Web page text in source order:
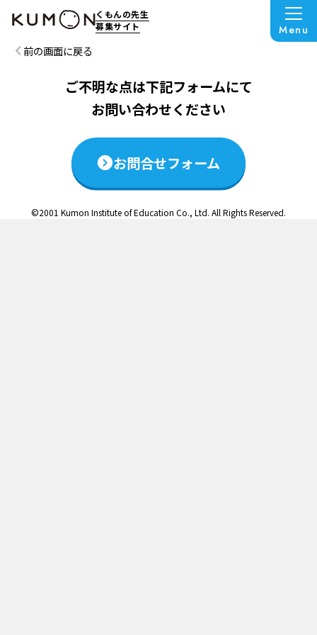
くもんの先生
募集サイト
Menu
この説明会は終了いたしました
前の画面に戻る
ご不明な点は下記フォームにて
お問い合わせください
お問合せフォーム
©2001 Kumon Institute of Education Co., Ltd. All Rights Reserved.